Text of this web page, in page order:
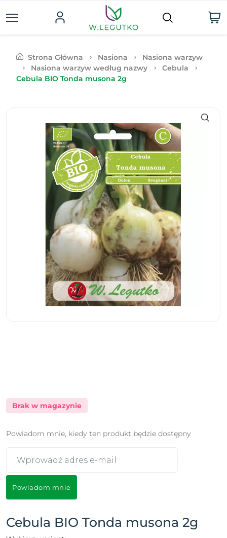
Strona Główna Nasiona
Nasiona warzyw
Nasiona warzyw według nazwy
Cebula
Cebula BIO Tonda musona 2g
Brak w magazynie
Powiadom mnie, kiedy ten produkt będzie dostępny
Powiadom mnie
Cebula BIO Tonda musona 2g